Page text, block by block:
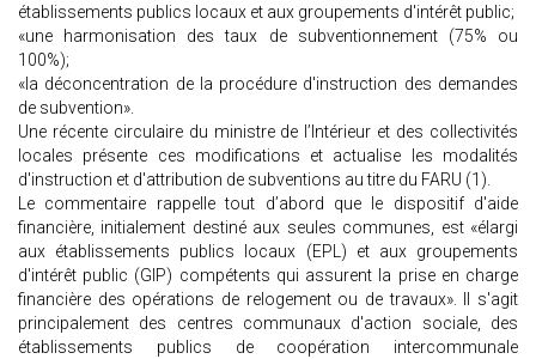
établissements publics locaux et aux groupements d'intérêt public;
«une harmonisation des taux de subventionnement (75% ou
100%);
«la déconcentration de la procédure d'instruction des demandes
de subvention».
Une récente circulaire du ministre de l’Intérieur et des collectivités
locales présente ces modifications et actualise les modalités
d'instruction et d'attribution de subventions au titre du FARU (1).
Le commentaire rappelle tout d’abord que le dispositif d'aide
financière, initialement destiné aux seules communes, est «élargi
aux établissements publics locaux (EPL) et aux groupements
d'intérêt public (GIP) compétents qui assurent la prise en charge
financière des opérations de relogement ou de travaux». Il s'agit
principalement des centres communaux d'action sociale, des
établissements publics de coopération intercommunale